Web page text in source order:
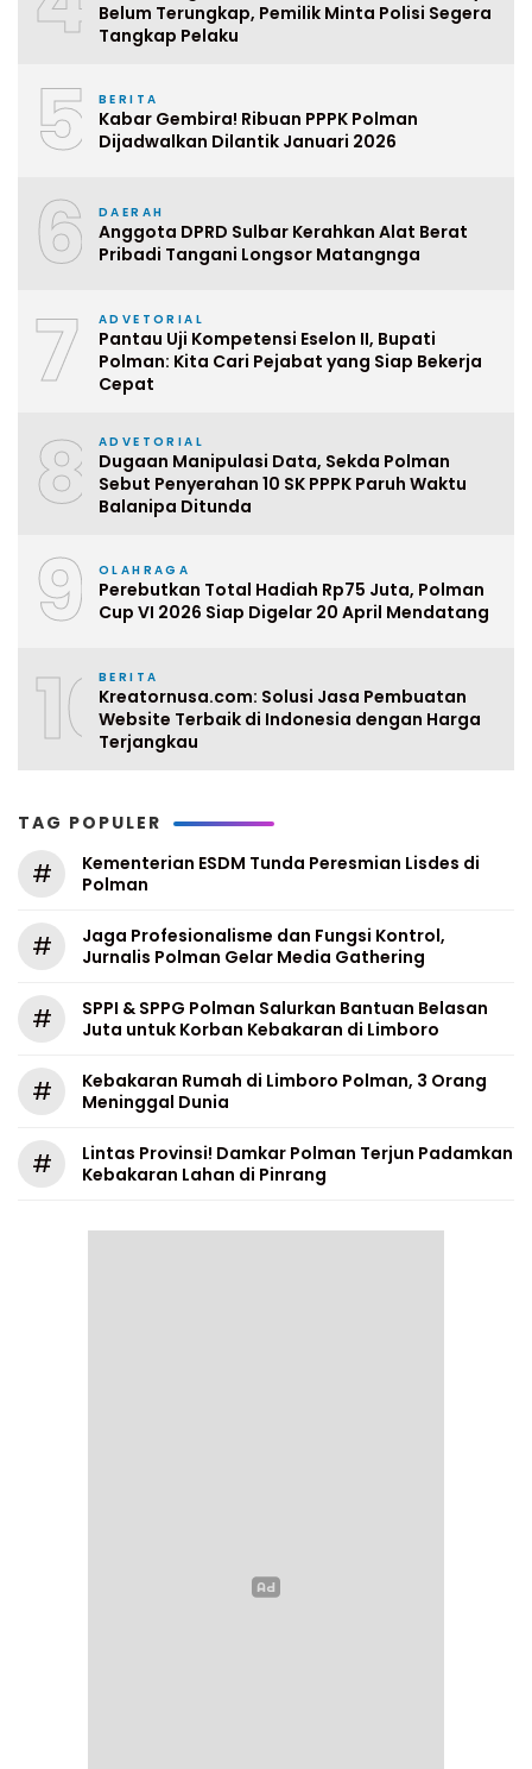
Belum Terungkap, Pemilik Minta Polisi Segera
Tangkap Pelaku
5 BERITA
Kabar Gembira! Ribuan PPPK Polman
Dijadwalkan Dilantik Januari 2026
6 DAERAH
Anggota DPRD Sulbar Kerahkan Alat Berat
Pribadi Tangani Longsor Matangnga
7 ADVETORIAL
Pantau Uji Kompetensi Eselon II, Bupati
Polman: Kita Cari Pejabat yang Siap Bekerja
Cepat
8 ADVETORIAL
Dugaan Manipulasi Data, Sekda Polman
Sebut Penyerahan 10 SK PPPK Paruh Waktu
Balanipa Ditunda
9 OLAHRAGA
Perebutkan Total Hadiah Rp75 Juta, Polman
Cup VI 2026 Siap Digelar 20 April Mendatang
10BERITA
Kreatornusa.com: Solusi Jasa Pembuatan
Website Terbaik di Indonesia dengan Harga
Terjangkau
TAG POPULER
#
Kementerian ESDM Tunda Peresmian Lisdes di
Polman
#
Jaga Profesionalisme dan Fungsi Kontrol,
Jurnalis Polman Gelar Media Gathering
#
SPPI & SPPG Polman Salurkan Bantuan Belasan
Juta untuk Korban Kebakaran di Limboro
#
Kebakaran Rumah di Limboro Polman, 3 Orang
Meninggal Dunia
#
Lintas Provinsi! Damkar Polman Terjun Padamkan
Kebakaran Lahan di Pinrang